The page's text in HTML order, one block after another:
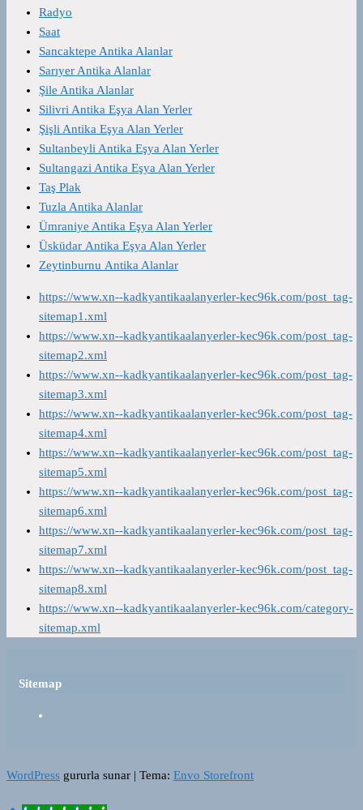
Radyo
Saat
Sancaktepe Antika Alanlar
Sarıyer Antika Alanlar
Şile Antika Alanlar
Silivri Antika Eşya Alan Yerler
Şişli Antika Eşya Alan Yerler
Sultanbeyli Antika Eşya Alan Yerler
Sultangazi Antika Eşya Alan Yerler
Taş Plak
Tuzla Antika Alanlar
Ümraniye Antika Eşya Alan Yerler
Üsküdar Antika Eşya Alan Yerler
Zeytinburnu Antika Alanlar
https://www.xn--kadkyantikaalanyerler-kec96k.com/post_tag-
sitemap1.xml
https://www.xn--kadkyantikaalanyerler-kec96k.com/post_tag-
sitemap2.xml
https://www.xn--kadkyantikaalanyerler-kec96k.com/post_tag-
sitemap3.xml
https://www.xn--kadkyantikaalanyerler-kec96k.com/post_tag-
sitemap4.xml
https://www.xn--kadkyantikaalanyerler-kec96k.com/post_tag-
sitemap5.xml
https://www.xn--kadkyantikaalanyerler-kec96k.com/post_tag-
sitemap6.xml
https://www.xn--kadkyantikaalanyerler-kec96k.com/post_tag-
sitemap7.xml
https://www.xn--kadkyantikaalanyerler-kec96k.com/post_tag-
sitemap8.xml
https://www.xn--kadkyantikaalanyerler-kec96k.com/category-
sitemap.xml
Sitemap
WordPress gururla sunar | Tema: Envo Storefront